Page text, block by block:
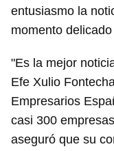
entusiasmo la
momento
"Es la mejor
Efe Xulio
Empresarios
casi 300
aseguró que su